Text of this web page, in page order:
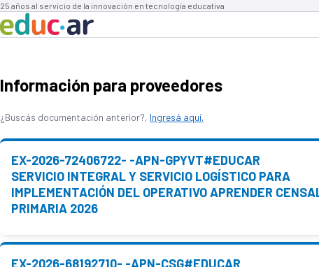
25 años al servicio de la innovación en tecnología educativa
Información para proveedores
¿Buscás documentación anterior?, Ingresá aquí.
EX-2026-72406722- -APN-GPYVT#EDUCAR
SERVICIO INTEGRAL Y SERVICIO LOGÍSTICO PARA
IMPLEMENTACIÓN DEL OPERATIVO APRENDER
PRIMARIA 2026
EX-2026-68192710- -APN-CSG#EDUCAR